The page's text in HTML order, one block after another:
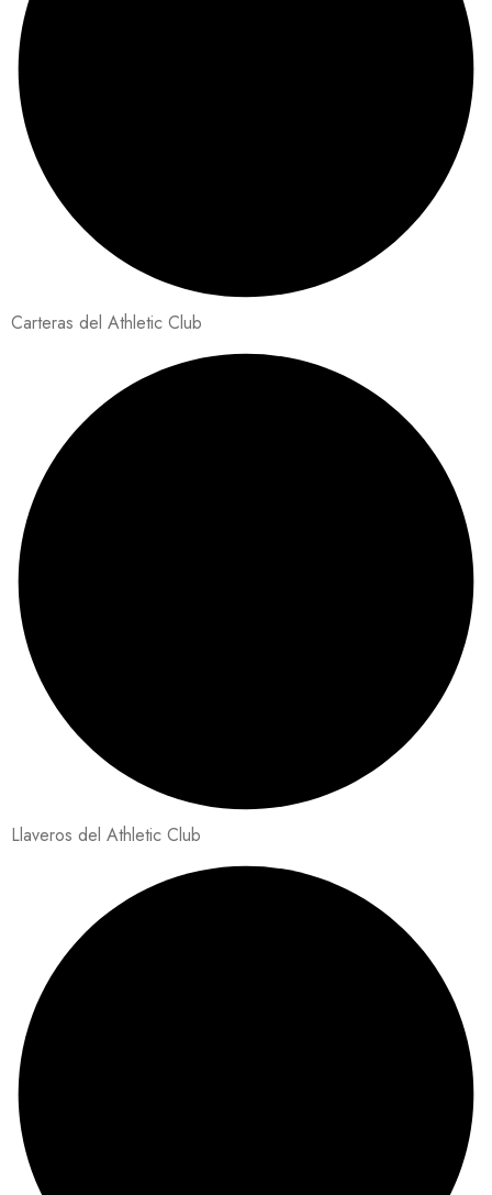
Carteras del Athletic Club
Llaveros del Athletic Club